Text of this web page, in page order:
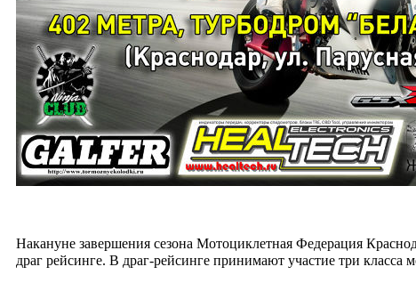
Накануне завершения сезона Мотоциклетная Федерация
драг рейсинге. В драг-рейсинге принимают участие три класса